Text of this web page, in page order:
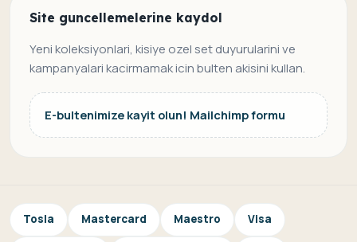
Site guncellemelerine kaydol
Yeni koleksiyonlari, kisiye ozel set duyurularini ve
kampanyalari kacirmamak icin bulten akisini kullan.
E-bultenimize kayit olun! Mailchimp formu
Tosla Mastercard Maestro Visa